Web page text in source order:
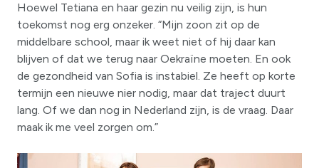
Hoewel Tetiana en haar gezin nu veilig zijn, is hun
toekomst nog erg onzeker. “Mijn zoon zit op de
middelbare school, maar ik weet niet of hij daar kan
blijven of dat we terug naar Oekraïne moeten. En ook
de gezondheid van Sofia is instabiel. Ze heeft op korte
termijn een nieuwe nier nodig, maar dat traject duurt
lang. Of we dan nog in Nederland zijn, is de vraag. Daar
maak ik me veel zorgen om.”